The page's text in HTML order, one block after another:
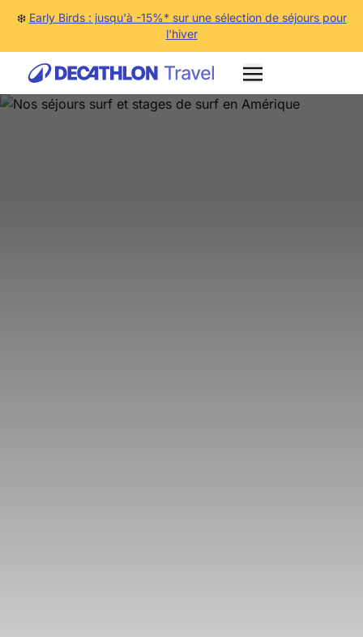
❄️ Early Birds : jusqu'à -15%* sur une sélection de séjours pour
l'hiver